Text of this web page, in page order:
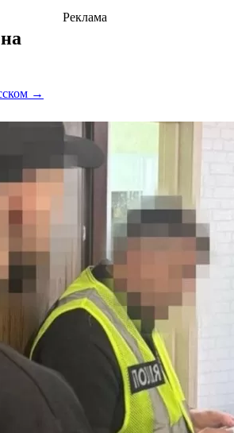
→
Реклама